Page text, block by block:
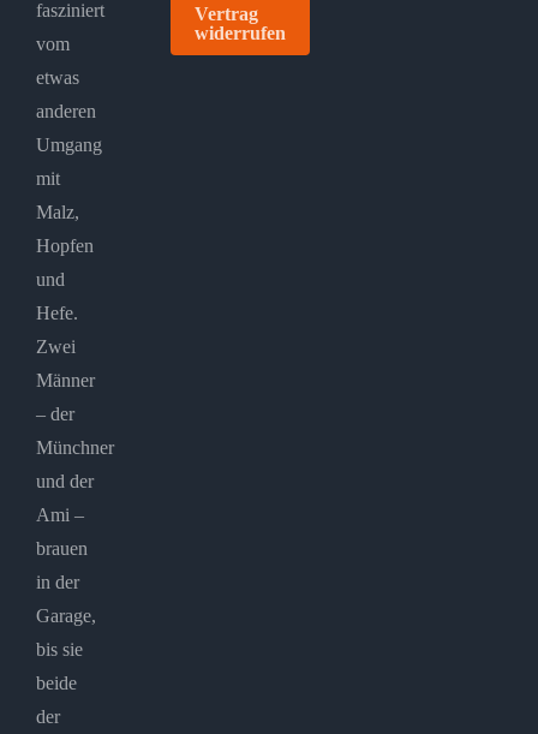
fasziniert
vom
etwas
anderen
Umgang
mit
Malz,
Hopfen
und
Hefe.
Zwei
Männer
– der
Münchner
und der
Ami –
brauen
in der
Garage,
bis sie
beide
der
Vertrag
widerrufen